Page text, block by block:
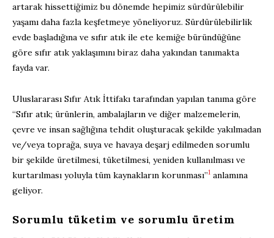
artarak hissettiğimiz bu dönemde hepimiz sürdürülebilir
yaşamı daha fazla keşfetmeye yöneliyoruz. Sürdürülebilirlik
evde başladığına ve sıfır atık ile ete kemiğe büründüğüne
göre sıfır atık yaklaşımını biraz daha yakından tanımakta
fayda var.
Uluslararası Sıfır Atık İttifakı tarafından yapılan tanıma göre
“Sıfır atık; ürünlerin, ambalajların ve diğer malzemelerin,
çevre ve insan sağlığına tehdit oluşturacak şekilde yakılmadan
ve/veya toprağa, suya ve havaya deşarj edilmeden sorumlu
bir şekilde üretilmesi, tüketilmesi, yeniden kullanılması ve
kurtarılması yoluyla tüm kaynakların korunması”1 anlamına
geliyor.
Sorumlu tüketim ve sorumlu üretim